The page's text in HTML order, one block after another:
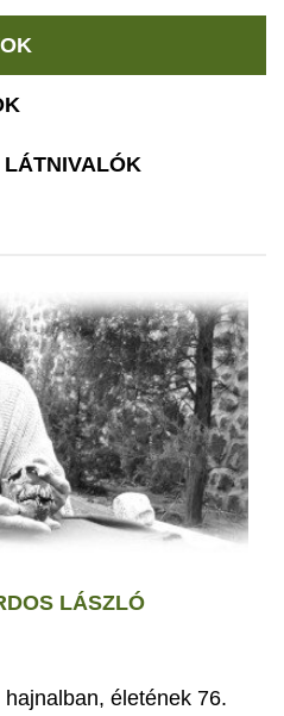
LÁTNIVALÓK
LÁSZLÓ
életének 76.